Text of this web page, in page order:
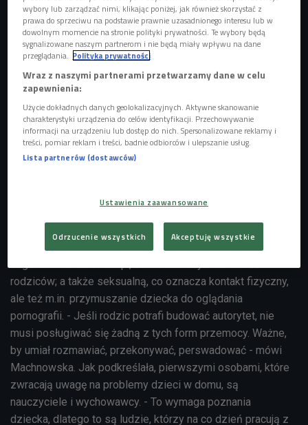
dużym cierpieniem; psychiczną, oznaczającą m.in.
rodziców; a także seksualną, co oznacza kontakt fizyczny,
ale też m.in. przymuszanie dziecka do oglądania
pornografii. - Jeśli rodzic potrafi budować autorytet, nie
musi posługiwać się żadną z tych form przemocy. Ważne,
by umiał rozmawiać, przekonywać, perswadować - mówi
Machnowska. Jak podkreślała, pierwszymi osobami, które
zwracają uwagę na problemy dzieci w domu, są
nauczyciele i wychowawcy. - To wymaga poznania
dziecka, dlatego to są ludzie, którzy na co dzień pracują z
wybory lub zarządzać nimi, klikając poniżej, jak również skorzystać z
prawa do sprzeciwu na podstawie prawnie uzasadnionego interesu lub w
dowolnym momencie na stronie polityki prywatności. Te wybory będą
sygnalizowane naszym partnerom i nie będą miały wpływu na dane
przeglądania. Polityka prywatności
Wraz z naszymi partnerami przetwarzamy dane w celu
zapewnienia:
Użycie dokładnych danych geolokalizacyjnych. Aktywne skanowanie
charakterystyki urządzenia do celów identyfikacji. Przechowywanie
informacji na urządzeniu lub dostęp do nich. Spersonalizowane reklamy i
treści, pomiar reklam i treści, badnie odbiorców i ulepszanie usług.
Lista partnerów (dostawców)
Ustawienia zaawansowane
Odrzucenie wszystkich Akceptuję wszystkie